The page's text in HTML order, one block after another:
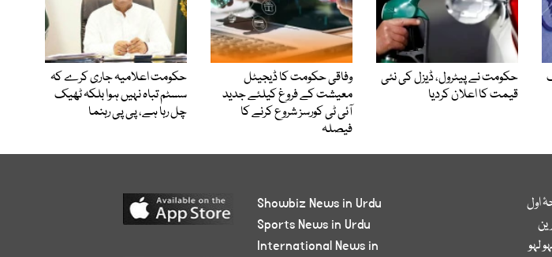
حکومت نے پیٹرول، ڈیزل کی نئی
قیمت کا اعلان کردیا
وفاقی حکومت کا ڈیجیٹل
معیشت کے فروغ کیلئے جدید
آئی ٹی کورسز شروع کرنے کا
فیصلہ
حکومت اعلامیہ جاری کرے کہ
سسٹم تباہ نہیں ہوا بلکہ ٹھیک
چل رہا ہے، پی پی رہنما
اول
لہو
Showbiz News in Urdu
Sports News in Urdu
International News in